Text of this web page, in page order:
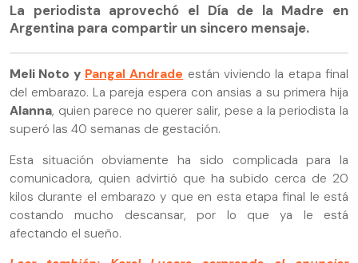
La periodista aprovechó el Día de la Madre en
Argentina para compartir un sincero mensaje.
Meli Noto y Pangal Andrade están viviendo la etapa final
del embarazo. La pareja espera con ansias a su primera hija
Alanna, quien parece no querer salir, pese a la periodista la
superó las 40 semanas de gestación.
Esta situación obviamente ha sido complicada para la
comunicadora, quien advirtió que ha subido cerca de 20
kilos durante el embarazo y que en esta etapa final le está
costando mucho descansar, por lo que ya le está
afectando el sueño.